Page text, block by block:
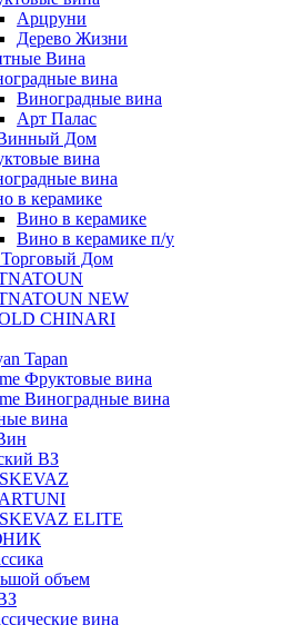
Арцруни
Дерево Жизни
Вина
вина
Виноградные вина
Арт Палас
Дом
вина
вина
в керамике
Вино в керамике
Вино в керамике п/у
Торговый Дом
NEW
CHINARI
Tapan
Фруктовые вина
Виноградные вина
вина
ВЗ
ELITE
объем
вина